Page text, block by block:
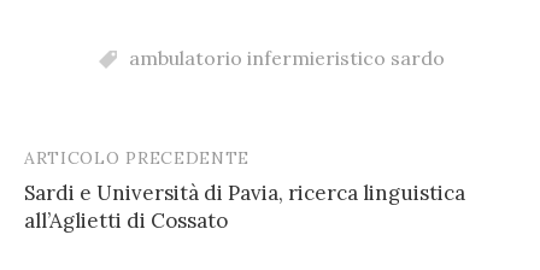
ambulatorio infermieristico sardo
Post
navigation
ARTICOLO PRECEDENTE
Sardi e Università di Pavia, ricerca linguistica
all’Aglietti di Cossato